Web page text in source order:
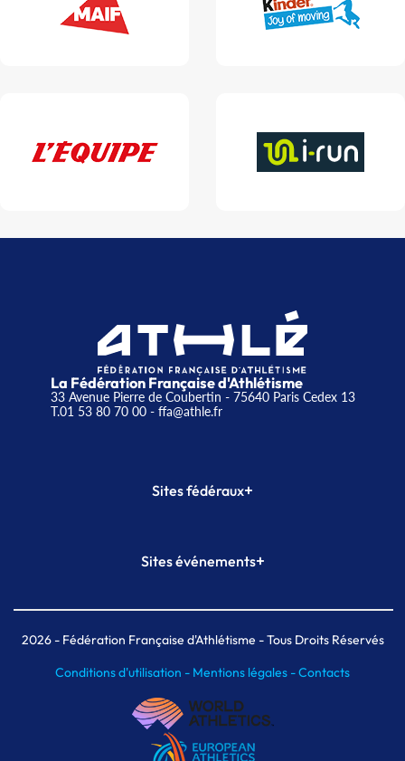
La Fédération Française d'Athlétisme
33 Avenue Pierre de Coubertin - 75640 Paris Cedex 13
T.01 53 80 70 00- ffa@athle.fr
Sites fédéraux+
Plateforme Formation
Sites événements+
Meeting de Paris indoor
MAIF Ekiden de Paris
2026- Fédération Française d'Athlétisme - Tous Droits Réservés
Conditions d'utilisation - Mentions légales -Contacts